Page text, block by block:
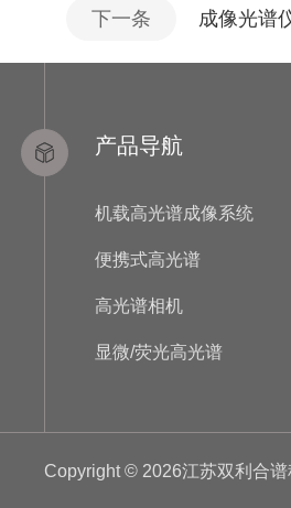
下一条 成像光谱
产品导航
机载高光谱成像系统
便携式高光谱
高光谱相机
显微/荧光高光谱
Copyright © 2026江苏双利合